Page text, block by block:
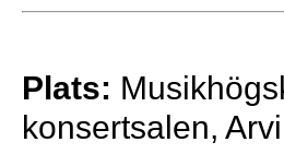
Plats:
konsertsalen,